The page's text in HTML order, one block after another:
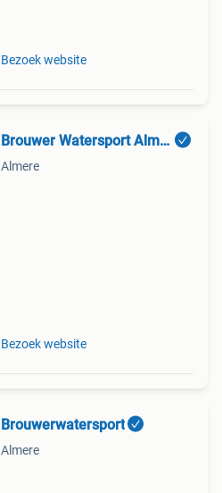
Bezoek website
Brouwer Watersport Almere
Almere
Bezoek website
Brouwerwatersport
Almere